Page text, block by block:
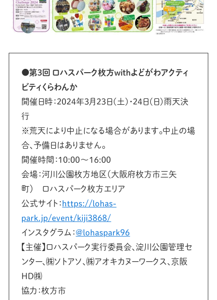
●第3回 ロハスパーク枚方withよどがわアクティ
ビティくらわんか
開催日時：2024年3月23日(土)・24日(日)雨天決
行
※荒天により中止になる場合があります。中止の場
合、予備日はありません。
開催時間：10:00〜16:00
会場：河川公園枚方地区（大阪府枚方市三矢
町） ロハスパーク枚方エリア
公式サイト：https://lohas-
park.jp/event/kiji3868/
インスタグラム：@lohaspark96
【主催】ロハスパーク実行委員会、淀川公園管理セ
ンター、㈱ソトアソ、㈱アオキカヌーワークス、京阪
HD㈱
協力：枚方市